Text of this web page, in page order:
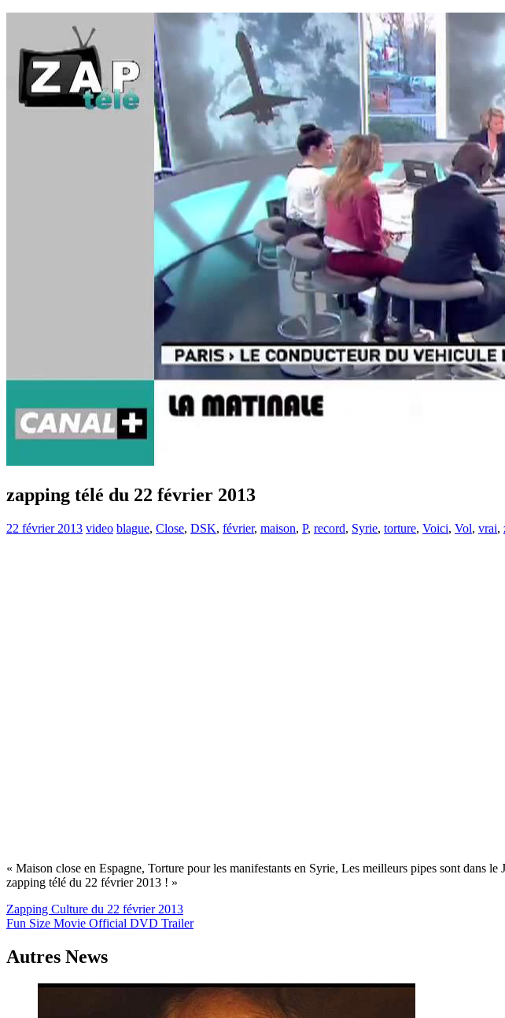
zapping télé du 22 février 2013
22 février 2013 video blague, Close, DSK, février, maison, P, record, Syrie, torture, Voici, Vol, vrai,
« Maison close en Espagne, Torture pour les manifestants en Syrie, Les meilleurs pipes sont
zapping télé du 22 février 2013 ! »
Navigation
de
l’article
Zapping Culture du 22 février 2013
Fun Size Movie Official DVD Trailer
Autres News